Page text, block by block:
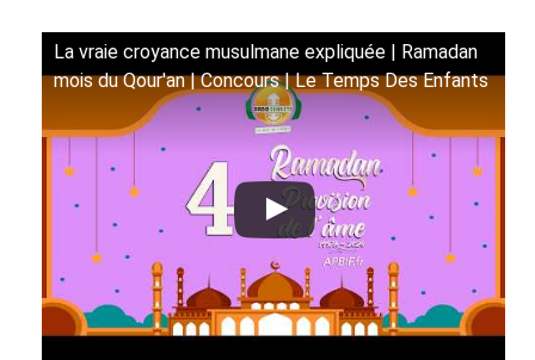
La vraie croyance musulmane expliquée | Ramadan
mois du Qour'an | Concours | Le Temps Des Enfants